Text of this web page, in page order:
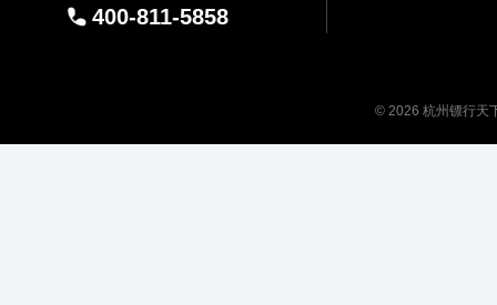
400-811-5858
© 2026 杭州镖行天